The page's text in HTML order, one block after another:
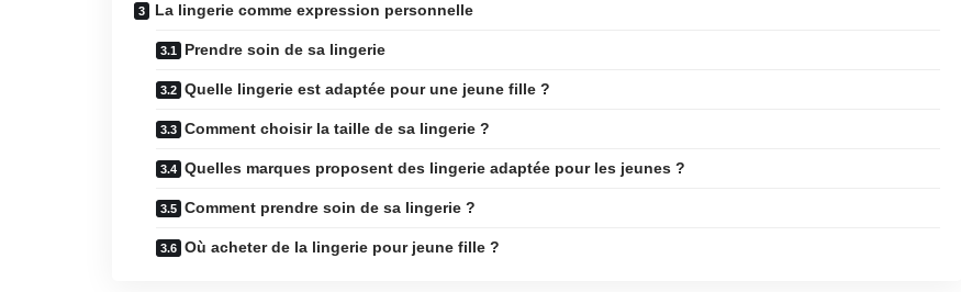
La lingerie comme expression personnelle
Prendre soin de sa lingerie
Quelle lingerie est adaptée pour une jeune fille ?
Comment choisir la taille de sa lingerie ?
Quelles marques proposent des lingerie adaptée pour les jeunes ?
Comment prendre soin de sa lingerie ?
Où acheter de la lingerie pour jeune fille ?